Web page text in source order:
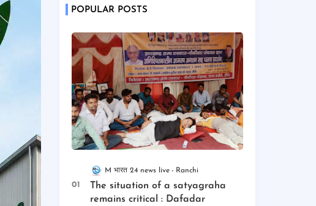
POPULAR POSTS
M भारत 24 news live Ranchi
The situation of a satyagraha
remains critical : Dafadar